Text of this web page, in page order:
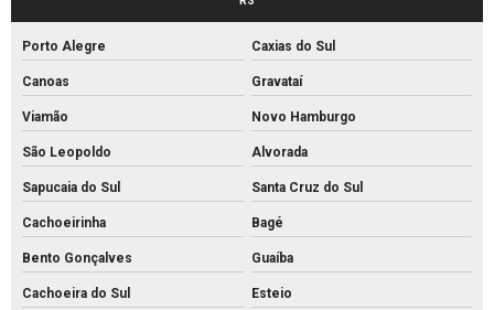
Empresa de tubos de concreto
Fabrica de artefatos de concreto
Fabrica de bloco de concreto estrutural
Fabrica de bloco intertravado
Fábrica de blocos de cimento
Fábrica de blocos de concreto
Porto Alegre Caxias do Sul
Canoas Gravataí
Viamão Novo Hamburgo
São Leopoldo Alvorada
Sapucaia do Sul Santa Cruz do Sul
Cachoeirinha Bagé
Bento Gonçalves Guaíba
Cachoeira do Sul
Esteio